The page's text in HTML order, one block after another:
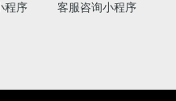
程序 客服咨询小程序